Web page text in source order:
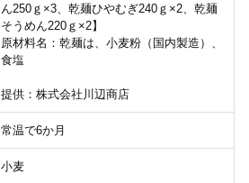
ん250ｇ×3、乾麺ひやむぎ240ｇ×2、乾麺
そうめん220ｇ×2】
原材料名：乾麺は、小麦粉（国内製造）、
食塩
提供：株式会社川辺商店
常温で6か月
小麦